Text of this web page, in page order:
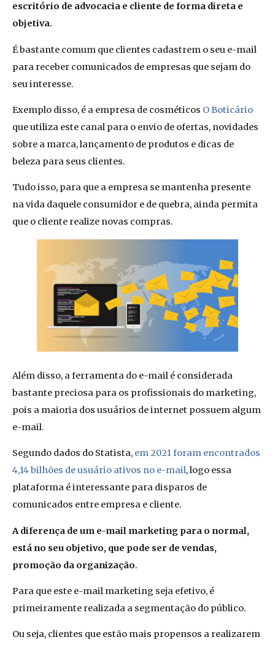
escritório de advocacia e cliente de forma direta e
objetiva.
É bastante comum que clientes cadastrem o seu e-mail
para receber comunicados de empresas que sejam do
seu interesse.
Exemplo disso, é a empresa de cosméticos O Boticário
que utiliza este canal para o envio de ofertas, novidades
sobre a marca, lançamento de produtos e dicas de
beleza para seus clientes.
Tudo isso, para que a empresa se mantenha presente
na vida daquele consumidor e de quebra, ainda permita
que o cliente realize novas compras.
Além disso, a ferramenta do e-mail é considerada
bastante preciosa para os profissionais do marketing,
pois a maioria dos usuários de internet possuem algum
e-mail.
Segundo dados do Statista, em 2021 foram encontrados
4,14 bilhões de usuário ativos no e-mail, logo essa
plataforma é interessante para disparos de
comunicados entre empresa e cliente.
A diferença de um e-mail marketing para o normal,
está no seu objetivo, que pode ser de vendas,
promoção da organização.
Para que este e-mail marketing seja efetivo, é
primeiramente realizada a segmentação do público.
Ou seja, clientes que estão mais propensos a realizarem